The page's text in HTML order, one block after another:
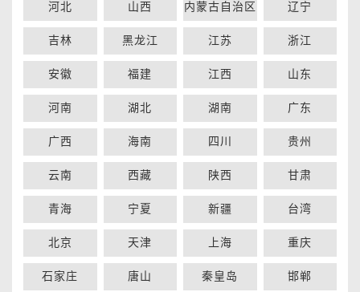
河北 山西 内蒙古自治区 辽宁
吉林 黑龙江 江苏 浙江
安徽 福建 江西 山东
河南 湖北 湖南 广东
广西 海南 四川 贵州
云南 西藏 陕西 甘肃
青海 宁夏 新疆 台湾
北京 天津 上海 重庆
石家庄 唐山 秦皇岛 邯郸